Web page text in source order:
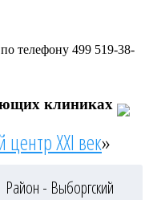
телефону 499 519-38-
клиниках
XXI век»
Район - Выборгский